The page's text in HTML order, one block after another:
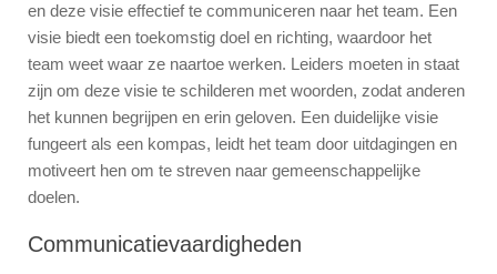
en deze visie effectief te communiceren naar het team. Een
visie biedt een toekomstig doel en richting, waardoor het
team weet waar ze naartoe werken. Leiders moeten in staat
zijn om deze visie te schilderen met woorden, zodat anderen
het kunnen begrijpen en erin geloven. Een duidelijke visie
fungeert als een kompas, leidt het team door uitdagingen en
motiveert hen om te streven naar gemeenschappelijke
doelen.
Communicatievaardigheden